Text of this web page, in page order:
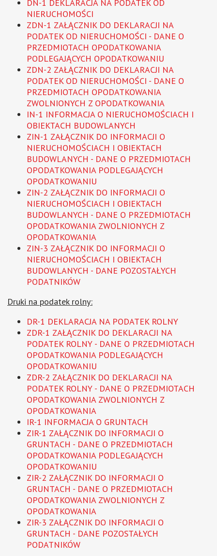
DN-1 DEKLARACJA NA PODATEK OD
NIERUCHOMOŚCI
ZDN-1 ZAŁĄCZNIK DO DEKLARACJI NA
PODATEK OD NIERUCHOMOŚCI - DANE O
PRZEDMIOTACH OPODATKOWANIA
PODLEGAJĄCYCH OPODATKOWANIU
ZDN-2 ZAŁĄCZNIK DO DEKLARACJI NA
PODATEK OD NIERUCHOMOŚCI - DANE O
PRZEDMIOTACH OPODATKOWANIA
ZWOLNIONYCH Z OPODATKOWANIA
IN-1 INFORMACJA O NIERUCHOMOŚCIACH I
OBIEKTACH BUDOWLANYCH
ZIN-1 ZAŁĄCZNIK DO INFORMACJI O
NIERUCHOMOŚCIACH I OBIEKTACH
BUDOWLANYCH - DANE O PRZEDMIOTACH
OPODATKOWANIA PODLEGAJĄCYCH
OPODATKOWANIU
ZIN-2 ZAŁĄCZNIK DO INFORMACJI O
NIERUCHOMOŚCIACH I OBIEKTACH
BUDOWLANYCH - DANE O PRZEDMIOTACH
OPODATKOWANIA ZWOLNIONYCH Z
OPODATKOWANIA
ZIN-3 ZAŁĄCZNIK DO INFORMACJI O
NIERUCHOMOŚCIACH I OBIEKTACH
BUDOWLANYCH - DANE POZOSTAŁYCH
PODATNIKÓW
Druki na podatek rolny:
DR-1 DEKLARACJA NA PODATEK ROLNY
ZDR-1 ZAŁĄCZNIK DO DEKLARACJI NA
PODATEK ROLNY - DANE O PRZEDMIOTACH
OPODATKOWANIA PODLEGAJĄCYCH
OPODATKOWANIU
ZDR-2 ZAŁĄCZNIK DO DEKLARACJI NA
PODATEK ROLNY - DANE O PRZEDMIOTACH
OPODATKOWANIA ZWOLNIONYCH Z
OPODATKOWANIA
IR-1 INFORMACJA O GRUNTACH
ZIR-1 ZAŁĄCZNIK DO INFORMACJI O
GRUNTACH - DANE O PRZEDMIOTACH
OPODATKOWANIA PODLEGAJĄCYCH
OPODATKOWANIU
ZIR-2 ZAŁĄCZNIK DO INFORMACJI O
GRUNTACH - DANE O PRZEDMIOTACH
OPODATKOWANIA ZWOLNIONYCH Z
OPODATKOWANIA
ZIR-3 ZAŁĄCZNIK DO INFORMACJI O
GRUNTACH - DANE POZOSTAŁYCH
PODATNIKÓW